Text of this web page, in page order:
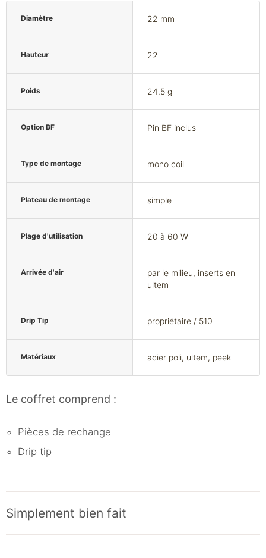
Diamètre 22 mm
Hauteur 22
Poids 24.5 g
Option BF Pin BF inclus
Type de montage mono coil
Plateau de montage simple
Plage d'utilisation 20 à 60 W
Arrivée d'air
par le milieu, inserts en
ultem
Drip Tip propriétaire / 510
Matériaux acier poli, ultem, peek
Le coffret comprend :
Pièces de rechange
Drip tip
Simplement bien fait